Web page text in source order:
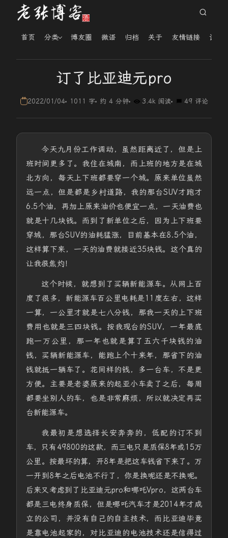
首页 分类 博友圈 微语 归档 关于 友情链接 读者
订了比亚迪元pro
2022/01/04 1011 字 约 4 分钟 3.4k 阅读 49 评论
今天九月份工作调动，虽然距离近了，但是上
班时间更多了。我住在城南，而上班的地方是在城
北方向，每天上下班都要穿一个城。原来单位虽然
远一点，但是都是乡村道路，我的那台SUV才跑才
6.5个油，再加上原来油价也便宜一点，一天油费也
就是十几块钱。而到了新单位之后，因为上下班要
穿城，那台SUV的油耗猛涨，目前基本在8.5个油，
这样算下来，一天的油费就接近35块钱。这个真的
让我很焦灼！
这个时候，就想到了买辆新能源车。从网上百
度了很多，新能源车百公里电耗是11度左右，这样
一算，一公里才就是七八分钱，那我一天的上下班
费用也就是三四块钱。按我现台的SUV，一年最底
跑一万公里，那一年也就是算了五六千块钱的油
钱，买辆新能源车，能跑上个十来年，那省下的油
钱就抵一辆车了。花同样的钱，多一台车，不是更
方便。主要是老婆原来的起亚小车卖了之后，每周
都要坐别人的车，也是非常麻烦，所以就决定再买
台新能源车。
我最初是想选择长安奔奔的，低配的订不到
车，只有49800的这款，而三电只是质保8年或15万
公里。按最坏的算，开8年是把这车钱省下来了。万
一开到8年之后电池不行了，你是换呢还是不换呢。
后来又考虑到了比亚迪元pro和哪吒Vpro，这两台车
都是三电终身质保，但是哪吒汽车才是2014年才成
立的公司，并没有自己的自主技术，而比亚迪毕竟
是靠电池起家的，对比亚迪的电池技术还是信得过